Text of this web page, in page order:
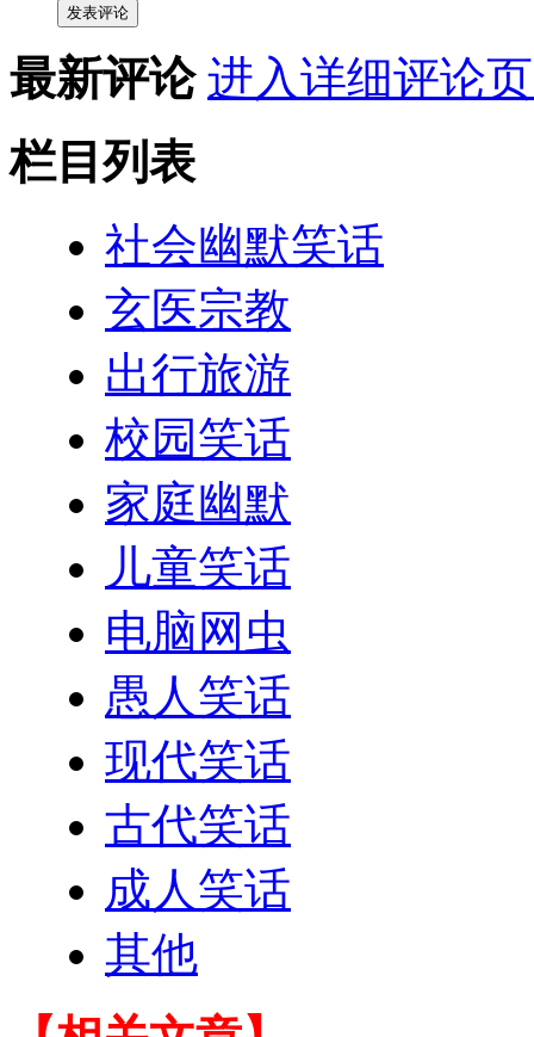
发表评论
最新评论 进入详细评论
栏目列表
社会幽默笑话
玄医宗教
出行旅游
校园笑话
家庭幽默
儿童笑话
电脑网虫
愚人笑话
现代笑话
古代笑话
成人笑话
其他